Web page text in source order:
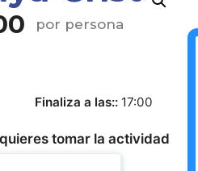
por persona
Finaliza a las: 17:00
tomar la actividad